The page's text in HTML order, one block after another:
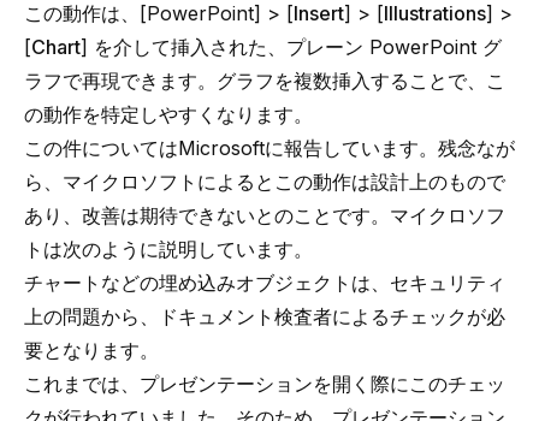
この動作は、[PowerPoint] > [Insert] > [Illustrations] >
[Chart] を介して挿入された、プレーン PowerPoint グ
ラフで再現できます。グラフを複数挿入することで、こ
の動作を特定しやすくなります。
この件についてはMicrosoftに報告しています。残念なが
ら、マイクロソフトによるとこの動作は設計上のもので
あり、改善は期待できないとのことです。マイクロソフ
トは次のように説明しています。
チャートなどの埋め込みオブジェクトは、セキュリティ
上の問題から、ドキュメント検査者によるチェックが必
要となります。
これまでは、プレゼンテーションを開く際にこのチェッ